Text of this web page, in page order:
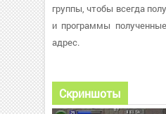
группы, чтобы всегда
и программы
адрес.
Скриншоты